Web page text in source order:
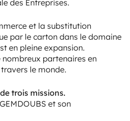
des Entreprises.
et la substitution
par le carton dans le domaine
en pleine expansion.
partenaires en
le monde.
trois missions.
et son